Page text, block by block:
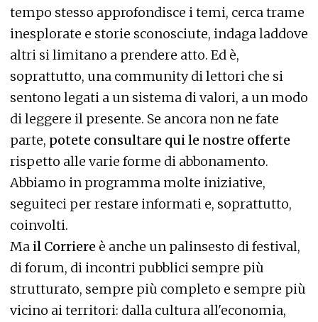
tempo stesso approfondisce i temi, cerca trame
inesplorate e storie sconosciute, indaga laddove
altri si limitano a prendere atto. Ed è,
soprattutto, una community di lettori che si
sentono legati a un sistema di valori, a un modo
di leggere il presente. Se ancora non ne fate
parte, potete consultare qui le nostre offerte
rispetto alle varie forme di abbonamento.
Abbiamo in programma molte iniziative,
seguiteci per restare informati e, soprattutto,
coinvolti.
Ma il Corriere è anche un palinsesto di festival,
di forum, di incontri pubblici sempre più
strutturato, sempre più completo e sempre più
vicino ai territori: dalla cultura all'economia,